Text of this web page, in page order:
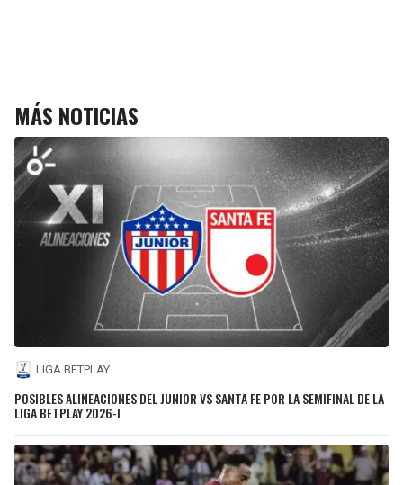
MÁS NOTICIAS
LIGA BETPLAY
POSIBLES ALINEACIONES DEL JUNIOR VS SANTA FE POR LA SEMIFINAL DE LA
LIGA BETPLAY 2026-I